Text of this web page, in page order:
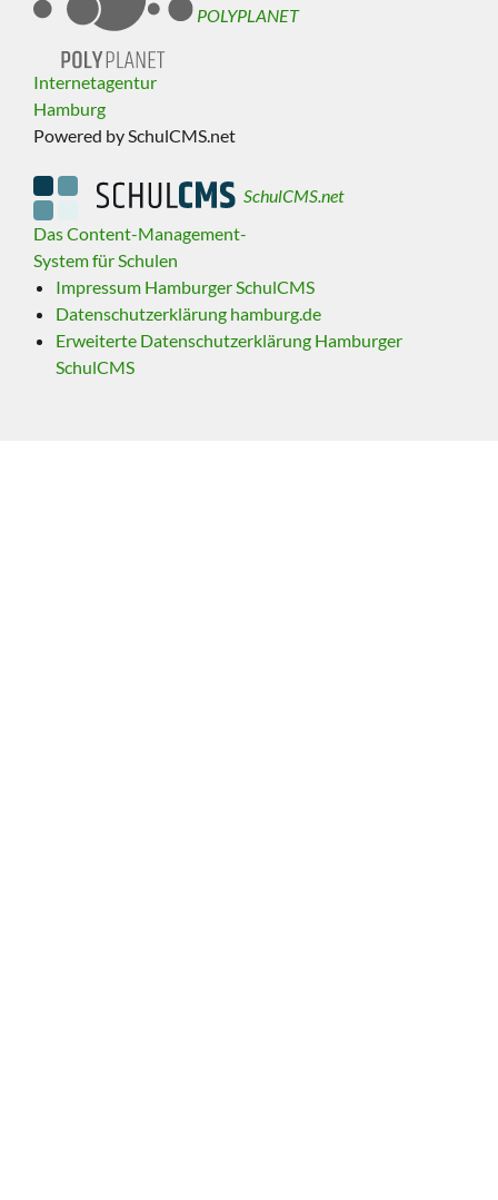
POLYPLANET
Internetagentur
Hamburg
Powered by SchulCMS.net
SchulCMS.net
Das Content-Management-
System für Schulen
Impressum Hamburger SchulCMS
Datenschutzerklärung hamburg.de
Erweiterte Datenschutzerklärung Hamburger
SchulCMS